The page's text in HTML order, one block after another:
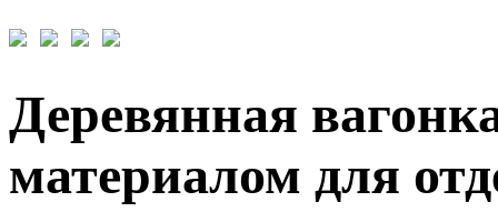
Деревянная
материалом для